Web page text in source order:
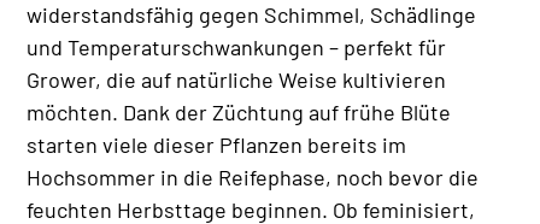
widerstandsfähig gegen Schimmel, Schädlinge
und Temperaturschwankungen – perfekt für
Grower, die auf natürliche Weise kultivieren
möchten. Dank der Züchtung auf frühe Blüte
starten viele dieser Pflanzen bereits im
Hochsommer in die Reifephase, noch bevor die
feuchten Herbsttage beginnen. Ob feminisiert,